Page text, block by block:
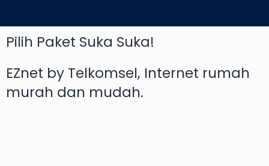
Pilih Paket Suka Suka!
EZnet by Telkomsel, Internet rumah
murah dan mudah.